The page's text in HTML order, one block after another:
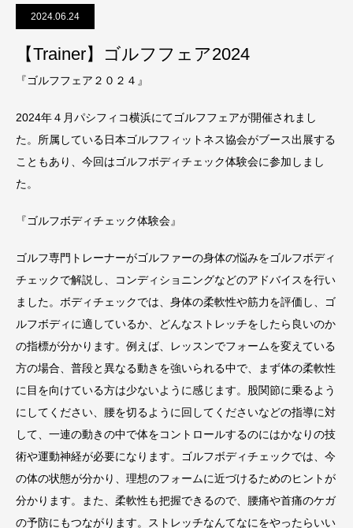
2024.06.24
【Trainer】ゴルフフェア2024
『ゴルフフェア２０２４』
2024年４月パシフィコ横浜にてゴルフフェアが開催されまし
た。所属している日本ゴルフフィットネス協会がブース出展する
こともあり、今回はゴルフボディチェック体験会に参加しまし
た。
『ゴルフボディチェック体験会』
ゴルフ専門トレーナーがゴルファーの身体の悩みをゴルフボディ
チェックで解説し、コンディショニングなどのアドバイスを行い
ました。ボディチェックでは、身体の柔軟性や筋力を評価し、ゴ
ルフボディに適しているか、どんなストレッチをしたら良いのか
の指標が分かります。例えば、レッスンでフォームを変えている
方の場合、普段と異なる動きを強いられる中で、まず体の柔軟性
に目を向けている方は少ないように感じます。股関節に乗るよう
にしてください、腰を切るように回してくださいなどの指導に対
して、一連の動きの中で体をコントロールするのにはかなりの技
術や運動神経が必要になります。ゴルフボディチェックでは、今
の体の状態が分かり、理想のフォームに近づけるためのヒントが
分かります。また、柔軟性も把握できるので、腰痛や首痛のケガ
の予防にもつながります。ストレッチなんてなにをやったらいい